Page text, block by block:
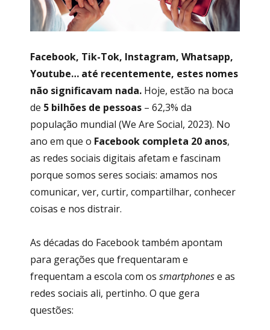
Facebook, Tik-Tok, Instagram, Whatsapp,
Youtube… até recentemente, estes nomes
não significavam nada. Hoje, estão na boca
de 5 bilhões de pessoas – 62,3% da
população mundial (We Are Social, 2023). No
ano em que o Facebook completa 20 anos,
as redes sociais digitais afetam e fascinam
porque somos seres sociais: amamos nos
comunicar, ver, curtir, compartilhar, conhecer
coisas e nos distrair.
As décadas do Facebook também apontam
para gerações que frequentaram e
frequentam a escola com os smartphonese as
redes sociais ali, pertinho. O que gera
questões: